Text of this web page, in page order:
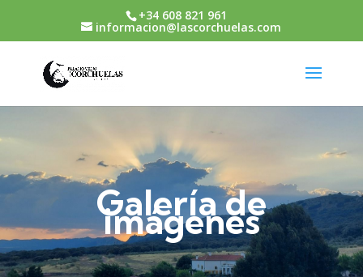
+34 608 821 961
informacion@lascorchuelas.com
Galería de
imágenes